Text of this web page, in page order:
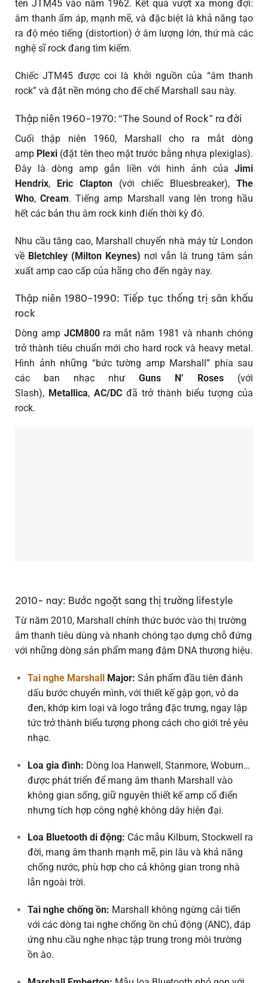
tên JTM45 vào năm 1962. Kết quả vượt xa mong đợi:
âm thanh ấm áp, mạnh mẽ, và đặc biệt là khả năng tạo
ra độ méo tiếng (distortion) ở âm lượng lớn, thứ mà các
nghệ sĩ rock đang tìm kiếm.
Chiếc JTM45 được coi là khởi nguồn của “âm thanh
rock” và đặt nền móng cho đế chế Marshall sau này.
Thập niên 1960-1970: “The Sound of Rock” ra đời
Cuối thập niên 1960, Marshall cho ra mắt dòng
amp Plexi (đặt tên theo mặt trước bằng nhựa plexiglas).
Đây là dòng amp gắn liền với hình ảnh của Jimi
Hendrix, Eric Clapton (với chiếc Bluesbreaker), The
Who,Cream. Tiếng amp Marshall vang lên trong hầu
hết các bản thu âm rock kinh điển thời kỳ đó.
Nhu cầu tăng cao, Marshall chuyển nhà máy từ London
về Bletchley (Milton Keynes) nơi vẫn là trung tâm sản
xuất amp cao cấp của hãng cho đến ngày nay.
Thập niên 1980-1990: Tiếp tục thống trị sân khấu
rock
Dòng amp JCM800ra mắt năm 1981 và nhanh chóng
trở thành tiêu chuẩn mới cho hard rock và heavy metal.
Hình ảnh những “bức tường amp Marshall” phía sau
các ban nhạc như Guns N’ Roses (với
Slash), Metallica, AC/DC đã trở thành biểu tượng của
rock.
2010- nay: Bước ngoặt sang thị trường lifestyle
Từ năm 2010, Marshall chính thức bước vào thị trường
âm thanh tiêu dùng và nhanh chóng tạo dựng chỗ đứng
với những dòng sản phẩm mang đậm DNA thương hiệu.
Tai nghe MarshallMajor: Sản phẩm đầu tiên đánh
dấu bước chuyển mình, với thiết kế gập gọn, vỏ da
đen, khớp kim loại và logo trắng đặc trưng, ngay lập
tức trở thành biểu tượng phong cách cho giới trẻ yêu
nhạc.
Loa gia đình: Dòng loa Hanwell, Stanmore, Woburn…
được phát triển để mang âm thanh Marshall vào
không gian sống, giữ nguyên thiết kế amp cổ điển
nhưng tích hợp công nghệ không dây hiện đại.
Loa Bluetooth di động: Các mẫu Kilburn, Stockwell ra
đời, mang âm thanh mạnh mẽ, pin lâu và khả năng
chống nước, phù hợp cho cả không gian trong nhà
lẫn ngoài trời.
Tai nghe chống ồn: Marshall không ngừng cải tiến
với các dòng tai nghe chống ồn chủ động (ANC), đáp
ứng nhu cầu nghe nhạc tập trung trong môi trường
ồn ào.